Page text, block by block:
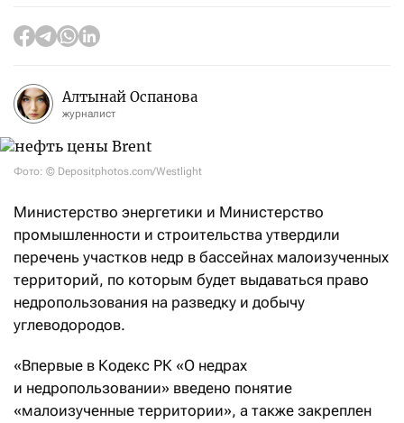
Алтынай Оспанова
журналист
Фото: © Depositphotos.com/Westlight
Министерство энергетики и Министерство
промышленности и строительства утвердили
перечень участков недр в бассейнах малоизученных
территорий, по которым будет выдаваться право
недропользования на разведку и добычу
углеводородов.
«Впервые в Кодекс РК «О недрах
и недропользовании» введено понятие
«малоизученные территории», а также закреплен